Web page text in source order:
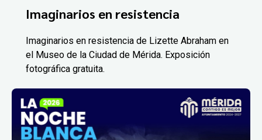
Imaginarios en resistencia
Imaginarios en resistencia de Lizette Abraham en
el Museo de la Ciudad de Mérida. Exposición
fotográfica gratuita.